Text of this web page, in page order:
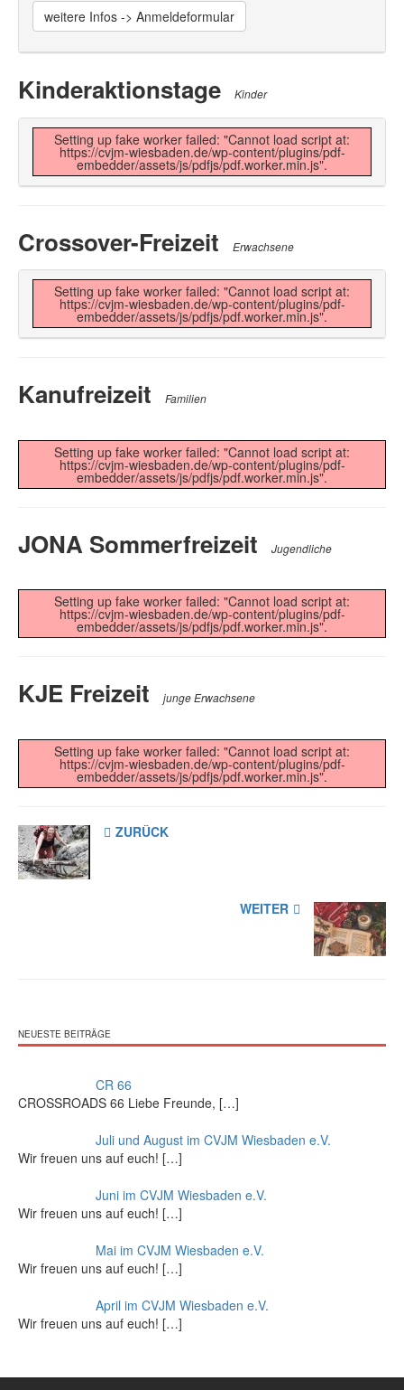
weitere Infos -> Anmeldeformular
Kinderaktionstage Kinder
Setting up fake worker failed: "Cannot load script at:
https://cvjm-wiesbaden.de/wp-content/plugins/pdf-
embedder/assets/js/pdfjs/pdf.worker.min.js".
Crossover-Freizeit Erwachsene
Setting up fake worker failed: "Cannot load script at:
https://cvjm-wiesbaden.de/wp-content/plugins/pdf-
embedder/assets/js/pdfjs/pdf.worker.min.js".
Kanufreizeit Familien
Setting up fake worker failed: "Cannot load script at:
https://cvjm-wiesbaden.de/wp-content/plugins/pdf-
embedder/assets/js/pdfjs/pdf.worker.min.js".
JONA Sommerfreizeit Jugendliche
Setting up fake worker failed: "Cannot load script at:
https://cvjm-wiesbaden.de/wp-content/plugins/pdf-
embedder/assets/js/pdfjs/pdf.worker.min.js".
KJE Freizeit junge Erwachsene
Setting up fake worker failed: "Cannot load script at:
https://cvjm-wiesbaden.de/wp-content/plugins/pdf-
embedder/assets/js/pdfjs/pdf.worker.min.js".
ZURÜCK
WEITER
NEUESTE BEITRÄGE
CR 66
CROSSROADS 66 Liebe Freunde, […]
Juli und August im CVJM Wiesbaden e.V.
Wir freuen uns auf euch! […]
Juni im CVJM Wiesbaden e.V.
Wir freuen uns auf euch! […]
Mai im CVJM Wiesbaden e.V.
Wir freuen uns auf euch! […]
April im CVJM Wiesbaden e.V.
Wir freuen uns auf euch! […]